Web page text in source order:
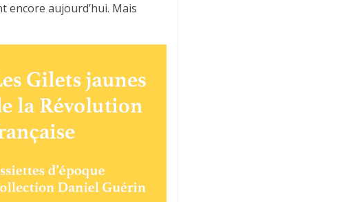
encore aujourd’hui. Mais